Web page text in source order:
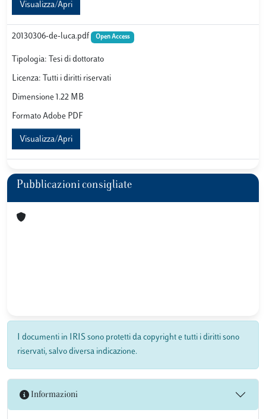
Visualizza/Apri
20130306-de-luca.pdf Open Access
Tipologia: Tesi di dottorato
Licenza: Tutti i diritti riservati
Dimensione 1.22 MB
Formato Adobe PDF
Visualizza/Apri
Pubblicazioni consigliate
I documenti in IRIS sono protetti da copyright e tutti i diritti sono
riservati, salvo diversa indicazione.
Informazioni